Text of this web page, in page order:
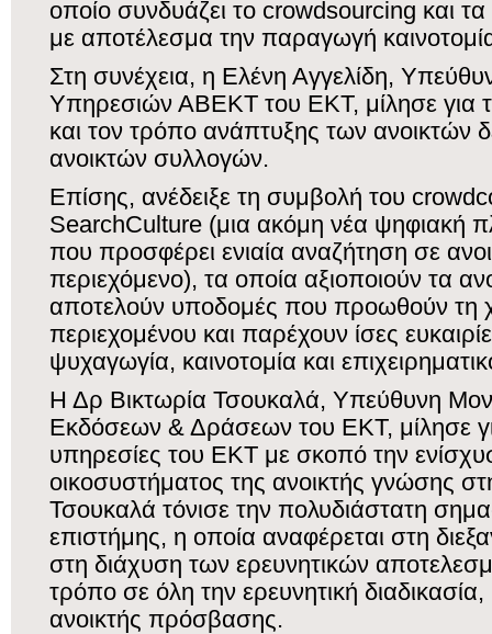
οποίο συνδυάζει το crowdsourcing και
με αποτέλεσμα την παραγωγή
Στη συνέχεια, η Ελένη Αγγελίδη,
Υπηρεσιών ΑΒΕΚΤ του ΕΚΤ, μίλησε για
και τον τρόπο ανάπτυξης των ανοικτών
ανοικτών συλλογών.
Επίσης, ανέδειξε τη συμβολή του
SearchCulture (μια ακόμη νέα ψηφιακή
που προσφέρει ενιαία αναζήτηση σε
περιεχόμενο), τα οποία αξιοποιούν τα
αποτελούν υποδομές που προωθούν τη
περιεχομένου και παρέχουν ίσες
ψυχαγωγία, καινοτομία και
Η Δρ Βικτωρία Τσουκαλά, Υπεύθυνη
Εκδόσεων & Δράσεων του ΕΚΤ, μίλησε
υπηρεσίες του ΕΚΤ με σκοπό την
οικοσυστήματος της ανοικτής γνώσης
Τσουκαλά τόνισε την πολυδιάστατη
επιστήμης, η οποία αναφέρεται στη
στη διάχυση των ερευνητικών
τρόπο σε όλη την ερευνητική
ανοικτής πρόσβασης.